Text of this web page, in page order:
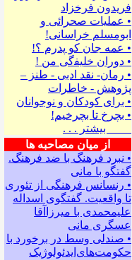
فریدون فرخزاد
• عملیات صحرائی و
ابومسلم خراسانی!
• ﻋﻤﻪ ﺟﺎﻥ ﻛﻮ ﭘﺪﺭﻡ ؟!
• ﺩﻭﺭﺍﻥ ﺧﻠﻴﻔگی ﻣﻦ !
• رمان- نقد ادبی - طنز –
پژوهش - خاطرات
• ﺑﺮﺍﻯ ﻛﻮﺩﻛﺎﻥ ﻭ ﻧﻮﺟﻮﺍﻧﺎﻥ
• بچرخ تا بچرخیم!
بیشتر . . .
از میان مصاحبه ها
• نبرد فرهنگ با ضد فرهنگ.
گفتگو با ﻣﺎﻧﻰ
• رنسانس فرهنگی ‌از تئوری
‌تا واقعیت. گفتگوی اسداله
علیمحمدی با میرزاآقا
عسگری ‌مانی
• صندلی وسط در برخورد با
حکومت‌های‌ایدئولوژیک